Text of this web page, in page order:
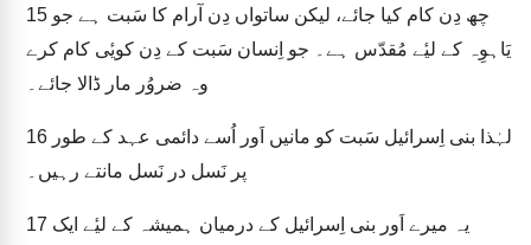
15
یَاہوِہ کے لیٔے مُقدّس ہے۔ جو اِنسان سَبت کے دِن کویٔی کام کرے
وہ ضروُر مار ڈالا جائے۔
16
پر نَسل در نَسل مانتے رہیں۔
17